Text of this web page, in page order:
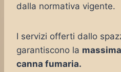
dalla normativa vigente.
I servizi offerti dallo
garantiscono la
canna fumaria.